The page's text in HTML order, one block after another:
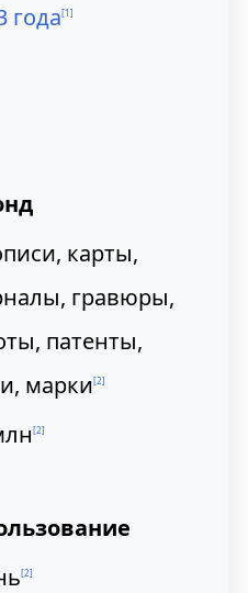
года[1]
карты,
гравюры,
патенты,
марки[2]
[2]
[2]